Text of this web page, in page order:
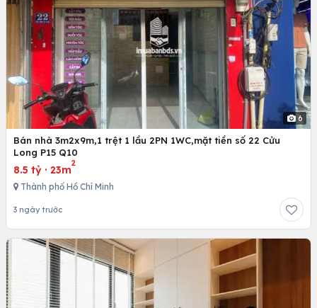
6
Bán nhà 3m2x9m,1 trệt 1 lầu 2PN 1WC,mặt tiền số 22 Cửu
Long P15 Q10
8.5 tỷ · 23m
2
Thành phố Hồ Chí Minh
3 ngày trước